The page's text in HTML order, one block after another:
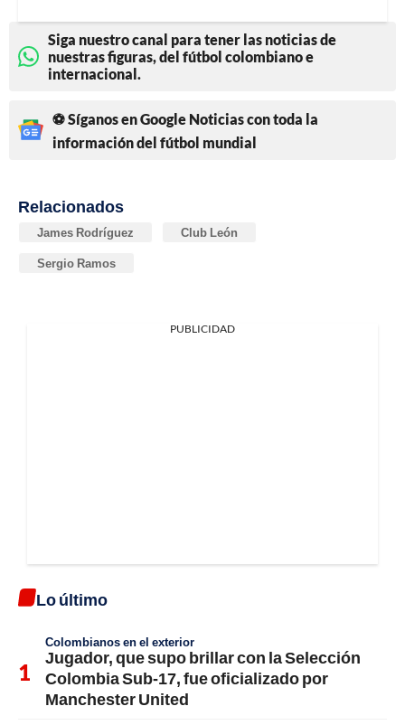
Siga nuestro canal para tener las noticias de
nuestras figuras, del fútbol colombiano e
internacional.
⚽ Síganos en Google Noticias con toda la
información del fútbol mundial
Relacionados
James Rodríguez Club León
Sergio Ramos
PUBLICIDAD
Lo último
Colombianos en el exterior
Jugador, que supo brillar con la Selección
Colombia Sub-17, fue oficializado por
Manchester United